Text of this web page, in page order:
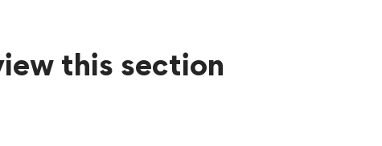
this section